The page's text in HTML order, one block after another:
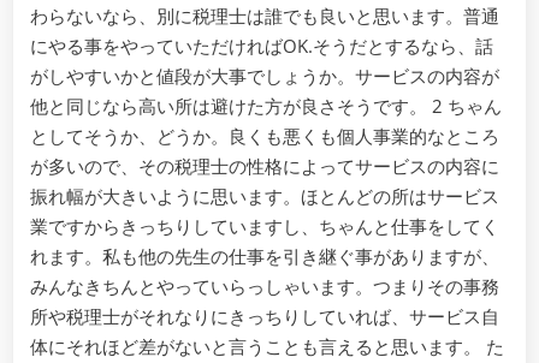
わらないなら、別に税理士は誰でも良いと思います。普通
にやる事をやっていただければOK.そうだとするなら、話
がしやすいかと値段が大事でしょうか。サービスの内容が
他と同じなら高い所は避けた方が良さそうです。 2 ちゃん
としてそうか、どうか。良くも悪くも個人事業的なところ
が多いので、その税理士の性格によってサービスの内容に
振れ幅が大きいように思います。ほとんどの所はサービス
業ですからきっちりしていますし、ちゃんと仕事をしてく
れます。私も他の先生の仕事を引き継ぐ事がありますが、
みんなきちんとやっていらっしゃいます。つまりその事務
所や税理士がそれなりにきっちりしていれば、サービス自
体にそれほど差がないと言うことも言えると思います。 た